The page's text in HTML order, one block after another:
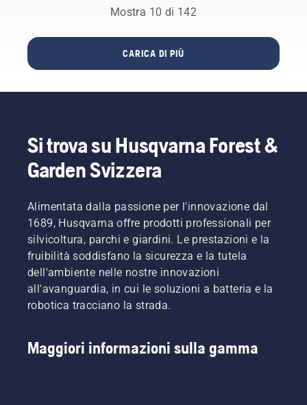
a
le
dimensioni
motosega
di
più
dettagli.
di
prodotto
Mathilda
Arvidsson
e Jan
illustreranno
Mostra 10 di 142
CARICA DI PIÙ
Si trova su Husqvarna Forest &
Garden Svizzera
Alimentata dalla passione per l'innovazione dal
1689, Husqvarna offre prodotti professionali per
silvicoltura, parchi e giardini. Le prestazioni e la
fruibilità soddisfano la sicurezza e la tutela
dell'ambiente nelle nostre innovazioni
all'avanguardia, in cui le soluzioni a batteria e la
robotica tracciano la strada.
Maggiori informazioni sulla gamma